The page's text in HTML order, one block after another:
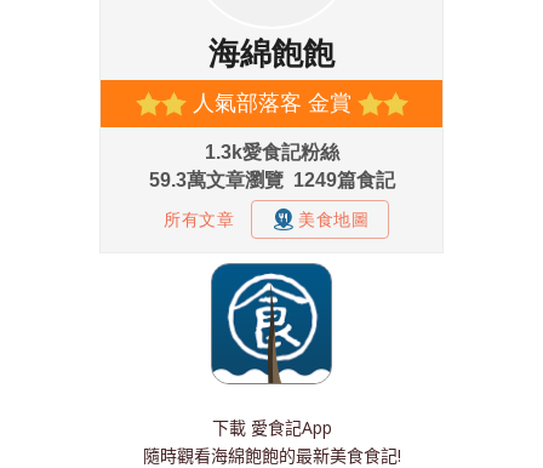
下載 愛食記App
隨時觀看海綿飽飽的最新美食食記!